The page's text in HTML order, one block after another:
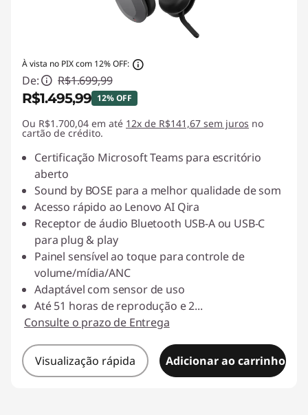
À vista no PIX com 12% OFF:
De: R$1.699,99
R$1.495,99 12% OFF
Economias instantâneas :-R$204,00
Ou R$1.700,04 em até 12x de R$141,67 sem juros no
cartão de crédito.
Certificação Microsoft Teams para escritório
aberto
Sound by BOSE para a melhor qualidade de som
Acesso rápido ao Lenovo AI Qira
Receptor de áudio Bluetooth USB-A ou USB-C
para plug & play
Painel sensível ao toque para controle de
volume/mídia/ANC
Adaptável com sensor de uso
Até 51 horas de reprodução e 2...
Consulte o prazo de Entrega
Visualização rápida Adicionar ao carrinho